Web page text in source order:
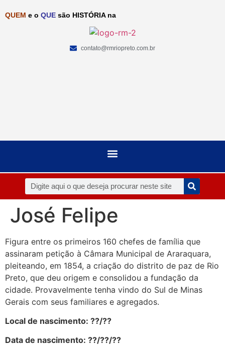
QUEM e o QUE são HISTÓRIA na
contato@rmriopreto.com.br
José Felipe
Figura entre os primeiros 160 chefes de família que
assinaram petição à Câmara Municipal de Araraquara,
pleiteando, em 1854, a criação do distrito de paz de Rio
Preto, que deu origem e consolidou a fundação da
cidade. Provavelmente tenha vindo do Sul de Minas
Gerais com seus familiares e agregados.
Local de nascimento: ??/??
Data de nascimento: ??/??/??